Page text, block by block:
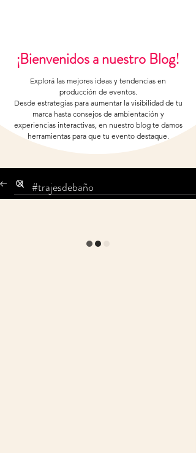
¡Bienvenidos a nuestro Blog!
Explorá las mejores ideas y tendencias en
producción de eventos.
Desde estrategias para aumentar la visibilidad de tu
marca hasta consejos de ambientación y
experiencias interactivas, en nuestro blog te damos
herramientas para que tu evento destaque.